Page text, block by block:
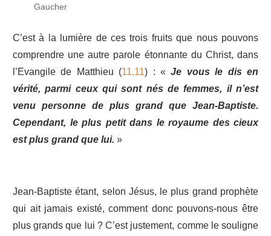
Gaucher
C’est à la lumière de ces trois fruits que nous pouvons
comprendre une autre parole étonnante du Christ, dans
l’Evangile de Matthieu (11,11) : «Je vous le dis en
vérité, parmi ceux qui sont nés de femmes, il n’est
venu personne de plus grand que Jean-Baptiste.
Cependant, le plus petit dans le royaume des cieux
est plus grand que lui. »
Jean-Baptiste étant, selon Jésus, le plus grand prophète
qui ait jamais existé, comment donc pouvons-nous être
plus grands que lui ? C’est justement, comme le souligne